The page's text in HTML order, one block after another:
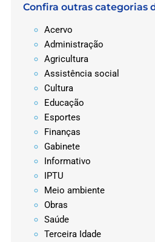
Confira outras categorias
Acervo
Administração
Agricultura
Assistência social
Cultura
Educação
Esportes
Finanças
Gabinete
Informativo
IPTU
Meio ambiente
Obras
Saúde
Terceira Idade